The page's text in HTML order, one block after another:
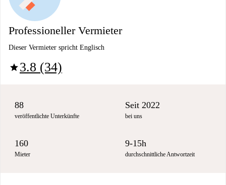
Professioneller Vermieter
Dieser Vermieter spricht Englisch
star3.8 (34)
88
veröffentlichte Unterkünfte
Seit 2022
bei uns
160
Mieter
9-15h
durchschnittliche Antwortzeit